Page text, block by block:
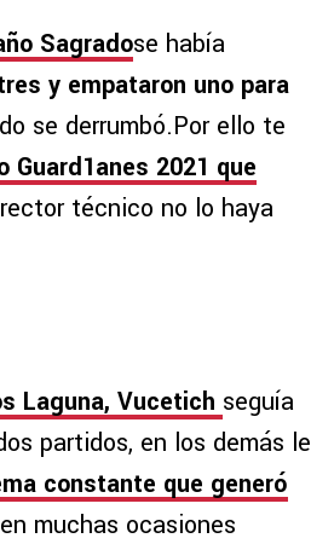
Sagradose había
y empataron uno para
se derrumbó.Por ello te
2021 que
técnico no lo haya
Laguna, Vucetich seguía
partidos, en los demás le
constante que generó
muchas ocasiones